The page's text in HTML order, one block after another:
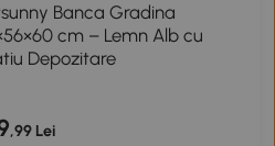
Banca Gradina
cm – Lemn Alb cu
Depozitare
,99 Lei